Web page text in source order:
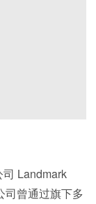
Landmark
司曾通过旗下多